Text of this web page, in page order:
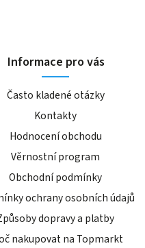
Informace pro vás
Často kladené otázky
Kontakty
Hodnocení obchodu
Věrnostní program
Obchodní podmínky
ochrany osobních údajů
dopravy a platby
nakupovat na Topmarkt